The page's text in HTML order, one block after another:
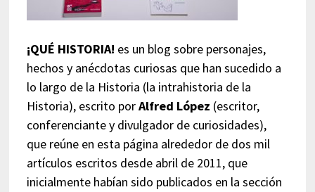
¡QUÉ HISTORIA! es un blog sobre personajes,
hechos y anécdotas curiosas que han sucedido a
lo largo de la Historia (la intrahistoria de la
Historia), escrito porAlfred López (escritor,
conferenciante y divulgador de curiosidades),
que reúne en esta página alrededor de dos mil
artículos escritos desde abril de 2011, que
inicialmente habían sido publicados en la sección